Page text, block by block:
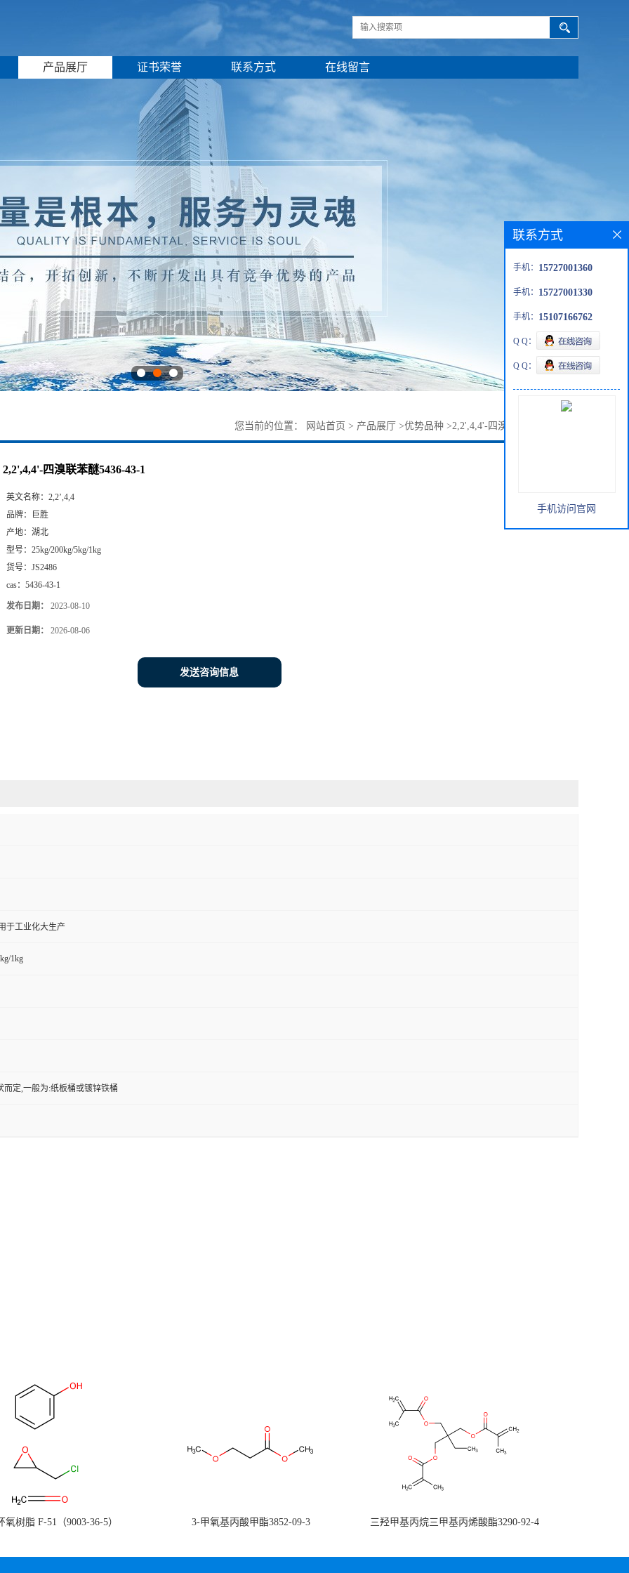
产品展厅 证书荣誉 联系方式 在线留言
您当前的位置： 网站首页 > 产品展厅 >优势品种 >2,2',4,4'-四溴联苯醚5436-43-1
2,2',4,4'-四溴联苯醚5436-43-1
英文名称： 2,2’,4,4
品牌：
巨胜
产地： 湖北
型号： 25kg/200kg/5kg/1kg
货号： JS2486
cas： 5436-43-1
发布日期： 2023-08-10
更新日期： 2026-08-06
发送咨询信息
于工业化大生产
1kg
而定,一般为:纸板桶或镀锌铁桶
氧树脂 F-51（9003-36-5） 3-甲氧基丙酸甲酯3852-09-3 三羟甲基丙烷三甲基丙烯酸酯3290-92-4
联系方式
手机： 15727001360
手机： 15727001330
手机： 15107166762
Q Q：
Q Q：
手机访问官网